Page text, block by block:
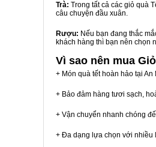
Trà: Trong tất cả các giỏ quà
câu chuyện đầu xuân.
Rượu: Nếu bạn đang thắc
khách hàng thì bạn nên chọn
Vì sao nên mua
+ Món quà tết hoàn hảo tại
+ Bảo đảm hàng tươi sạch,
+ Vận chuyển nhanh chóng
+ Đa dạng lựa chọn với nhiều